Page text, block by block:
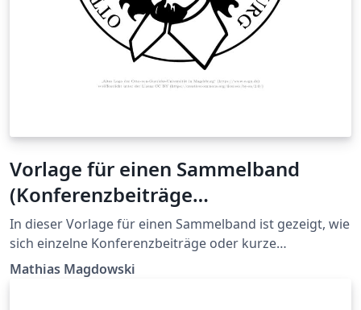
Vorlage für einen Sammelband
(Konferenzbeiträge
zusammenführen)
In dieser Vorlage für einen Sammelband ist gezeigt, wie
sich einzelne Konferenzbeiträge oder kurze
Projektbeschreibungen zu einem gemeinsamen
Dokument zusammenführen lassen. Die einzelnen
Mathias Magdowski